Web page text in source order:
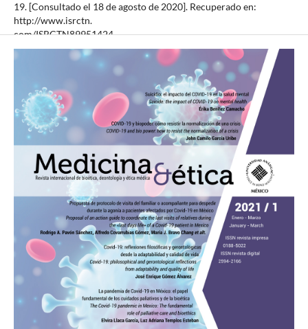
19. [Consultado el 18 de agosto de 2020]. Recuperado en:
http://www.isrctn.
com/ISRCTN89951424
6. Roestenberg M, Mo A, Kremsner PG, Yazdanbakhsh M.
Controlled human infections:
A report from the controlled human infection models workshop,
Leiden
University Medical Centre 4-6, May 2016. Vaccine. 2017; 35(51):
7070-7076.
https://doi.org/10.1016/j.vaccine.2017.10.092
7. Mateus B. Human challenge trials are being pushed to develop a
vaccine
against the coronavirus. [Consultado el 20 de agosto de 2020].
Recuperado en:
https://www.wsws.org/en/articles/2020/05/05/vacc-m05.html
8. Sketcher B. Guidelines. West Auckland, New Zealand. Beth
Sketcher; 2018.
9. Grethlein J, Huitink L, Tagliabue A. Introduction. 2020.
10. Richards AD. Ethical guidelines for deliberately infecting
volunteers with Covid-
19. Journal of medical ethics. Agosto de 2020; 46(8): 502-504.
https://doi.org/10.11 36/medethics-2020-106322
11. Singer P. The Case for Human Covid-19. Challenge Trials by
Peter Singer &